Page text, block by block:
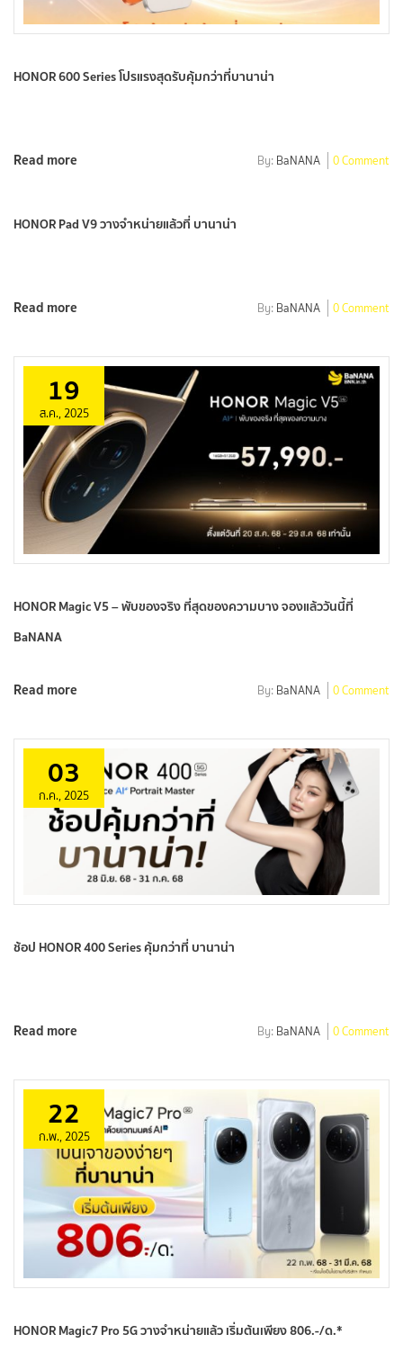
HONOR 600 Series โปรแรงสุดรับคุ้มกว่าที่บานาน่า
Read more By: BaNANA 0 Comment
HONOR Pad V9 วางจำหน่ายแล้วที่ บานาน่า
Read more By: BaNANA 0 Comment
19
ส.ค., 2025
HONOR Magic V5 – พับของจริง ที่สุดของความบาง จองแล้ววันนี้ที่
BaNANA
Read more By: BaNANA 0 Comment
03
ก.ค., 2025
ช้อป HONOR 400 Series คุ้มกว่าที่ บานาน่า
Read more By: BaNANA 0 Comment
22
ก.พ., 2025
HONOR Magic7 Pro 5G วางจำหน่ายแล้ว เริ่มต้นเพียง 806.-/ด.*